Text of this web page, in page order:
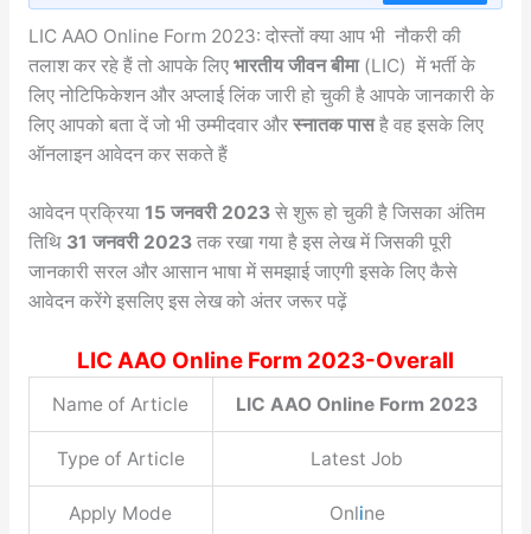
LIC AAO Online Form 2023: दोस्तों क्या आप भी नौकरी की
तलाश कर रहे हैं तो आपके लिए भारतीय जीवन बीमा(LIC) में भर्ती के
लिए नोटिफिकेशन और अप्लाई लिंक जारी हो चुकी है आपके जानकारी के
लिए आपको बता दें जो भी उम्मीदवार और स्नातक पासहै वह इसके लिए
ऑनलाइन आवेदन कर सकते हैं
आवेदन प्रक्रिया15 जनवरी 2023से शुरू हो चुकी है जिसका अंतिम
तिथि 31 जनवरी 2023तक रखा गया है इस लेख में जिसकी पूरी
जानकारी सरल और आसान भाषा में समझाई जाएगी इसके लिए कैसे
आवेदन करेंगे इसलिए इस लेख को अंतर जरूर पढ़ें
LIC AAO Online Form 2023-Overall
Name of Article LIC AAO Online Form 2023
Type of Article Latest Job
Apply Mode Online